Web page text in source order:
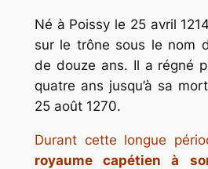
Né à Poissy le 25 avril
sur le trône sous le nom
de douze ans. Il a régné
quatre ans jusqu’à sa
25 août 1270.
Durant cette longue
royaume capétien à